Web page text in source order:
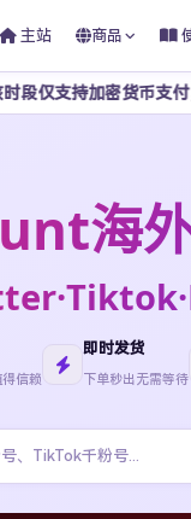
主站 商品
，为避免影响正常下
海
信赖
即时发货
下单秒出无需等待